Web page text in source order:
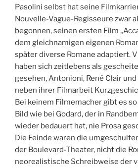
Pasolini selbst hat seine
Nouvelle-Vague-Regisseure zwar
begonnen, seinen ersten Film
dem gleichnamigen eigenen
später diverse Romane adaptiert.
haben sich zeitlebens als
gesehen, Antonioni, René Clair
neben ihrer Filmarbeit
Bei keinem Filmemacher gibt es
Bild wie bei Godard, der in
wieder bedauert hat, nie Prosa
Die Feinde waren die
der Boulevard-Theater, nicht die
neorealistische Schreibweise der